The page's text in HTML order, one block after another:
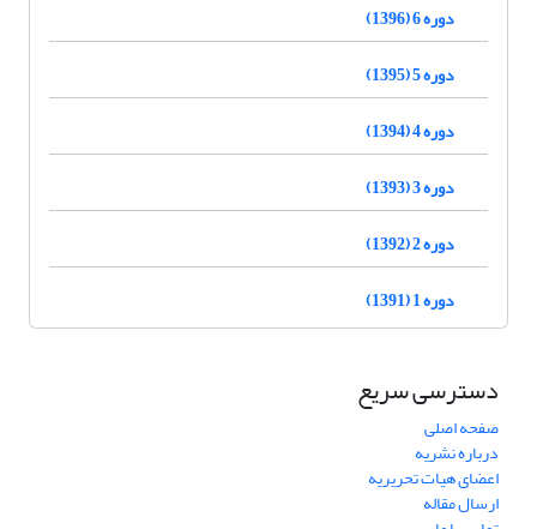
دوره 6 (1396)
دوره 5 (1395)
دوره 4 (1394)
دوره 3 (1393)
دوره 2 (1392)
دوره 1 (1391)
دسترسی سریع
صفحه اصلی
درباره نشریه
اعضای هیات تحریریه
ارسال مقاله